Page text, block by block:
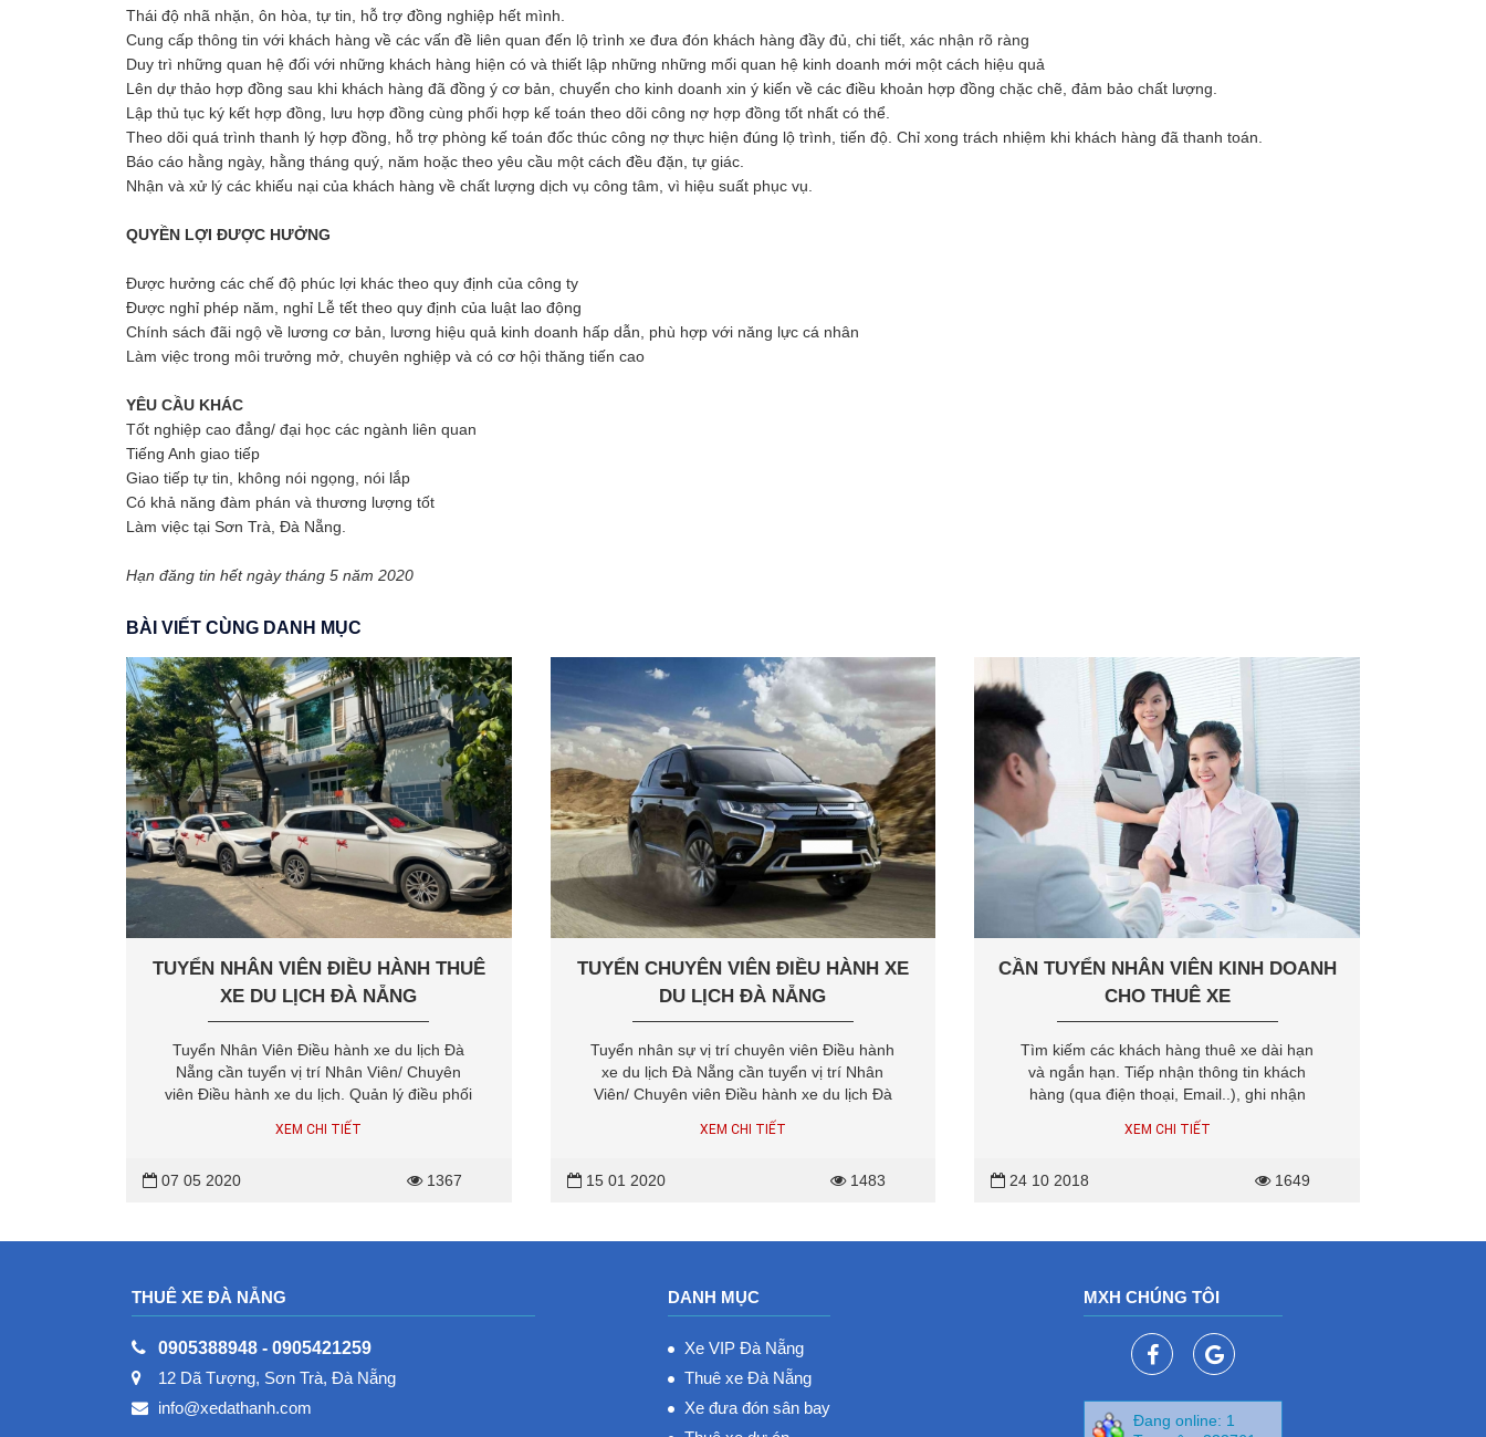
Thái độ nhã nhặn, ôn hòa, tự tin, hỗ trợ đồng nghiệp hết mình.
Cung cấp thông tin với khách hàng về các vấn đề liên quan đến lộ trình xe đưa đón khách hàng đầy đủ, chi tiết, xác nhận rõ ràng
Duy trì những quan hệ đối với những khách hàng hiện có và thiết lập những những mối quan hệ kinh doanh mới một cách hiệu quả
Lên dự thảo hợp đồng sau khi khách hàng đã đồng ý cơ bản, chuyển cho kinh doanh xin ý kiến về các điều khoản hợp đồng chặc chẽ, đảm bảo chất lượng.
Lập thủ tục ký kết hợp đồng, lưu hợp đồng cùng phối hợp kế toán theo dõi công nợ hợp đồng tốt nhất có thể.
Theo dõi quá trình thanh lý hợp đồng, hỗ trợ phòng kế toán đốc thúc công nợ thực hiện đúng lộ trình, tiến độ. Chỉ xong trách nhiệm khi khách hàng đã thanh toán.
Báo cáo hằng ngày, hằng tháng quý, năm hoặc theo yêu cầu một cách đều đặn, tự giác.
Nhận và xử lý các khiếu nại của khách hàng về chất lượng dịch vụ công tâm, vì hiệu suất phục vụ.
QUYỀN LỢI ĐƯỢC HƯỞNG
Được hưởng các chế độ phúc lợi khác theo quy định của công ty
Được nghỉ phép năm, nghỉ Lễ tết theo quy định của luật lao động
Chính sách đãi ngộ về lương cơ bản, lương hiệu quả kinh doanh hấp dẫn, phù hợp với năng lực cá nhân
Làm việc trong môi trưởng mở, chuyên nghiệp và có cơ hội thăng tiến cao
YÊU CẦU KHÁC
Tốt nghiệp cao đẳng/ đại học các ngành liên quan
Tiếng Anh giao tiếp
Giao tiếp tự tin, không nói ngọng, nói lắp
Có khả năng đàm phán và thương lượng tốt
Làm việc tại Sơn Trà, Đà Nẵng.
Hạn đăng tin hết ngày tháng 5 năm 2020
BÀI VIẾT CÙNG DANH MỤC
TUYỂN NHÂN VIÊN ĐIỀU HÀNH THUÊ
XE DU LỊCH ĐÀ NẴNG
Tuyển Nhân Viên Điều hành xe du lịch Đà
Nẵng cần tuyển vị trí Nhân Viên/ Chuyên
viên Điều hành xe du lịch. Quản lý điều phối
thuê xe dài hạn và ngắn hạn. Tiếp nhận
thông tin khách hàng (qua điện thoại,
XEM CHI TIẾT
07 05 2020 1367
TUYỂN CHUYÊN VIÊN ĐIỀU HÀNH XE
DU LỊCH ĐÀ NẴNG
Tuyển nhân sự vị trí chuyên viên Điều hành
xe du lịch Đà Nẵng cần tuyển vị trí Nhân
Viên/ Chuyên viên Điều hành xe du lịch Đà
Nẵng. Quản lý điều phối thuê xe dài hạn và
ngắn hạn. Tiếp nhận thông tin khách hàng
XEM CHI TIẾT
15 01 2020 1483
CẦN TUYỂN NHÂN VIÊN KINH DOANH
CHO THUÊ XE
Tìm kiếm các khách hàng thuê xe dài hạn
và ngắn hạn. Tiếp nhận thông tin khách
hàng (qua điện thoại, Email..), ghi nhận
toàn bộ các thông tin của khách hàng và
báo cáo nội dung tiếp xúc khách hàng trong
XEM CHI TIẾT
24 10 2018 1649
THUÊ XE ĐÀ NẴNG
0905388948 - 0905421259
12 Dã Tượng, Sơn Trà, Đà Nẵng
info@xedathanh.com
DANH MỤC
Xe VIP Đà Nẵng
Thuê xe Đà Nẵng
Xe đưa đón sân bay
MXH CHÚNG TÔI
Đang online: 1